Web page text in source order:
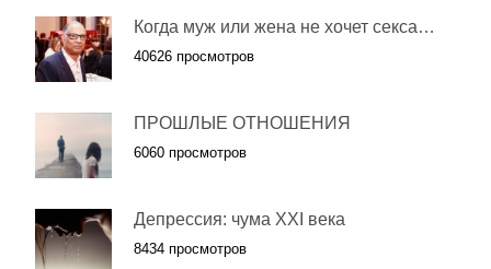
Когда муж или жена не хочет секса…
40626 просмотров
ПРОШЛЫЕ ОТНОШЕНИЯ
6060 просмотров
Депрессия: чума XXI века
8434 просмотров